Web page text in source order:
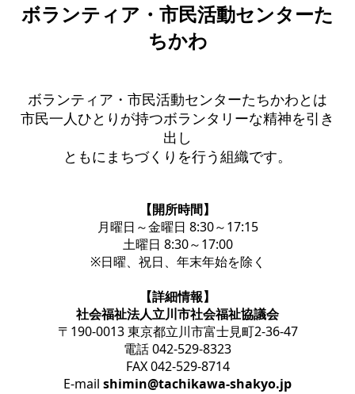
ボランティア・市民活動センターた
ちかわ
ボランティア・市民活動センターたちかわとは
市民一人ひとりが持つボランタリーな精神を引き
出し
ともにまちづくりを行う組織です。
【開所時間】
月曜日～金曜日 8:30～17:15
土曜日 8:30～17:00
※日曜、祝日、年末年始を除く
【詳細情報】
社会福祉法人立川市社会福祉協議会
〒190-0013 東京都立川市富士見町2-36-47
電話 042-529-8323
FAX 042-529-8714
E-mail shimin@tachikawa-shakyo.jp